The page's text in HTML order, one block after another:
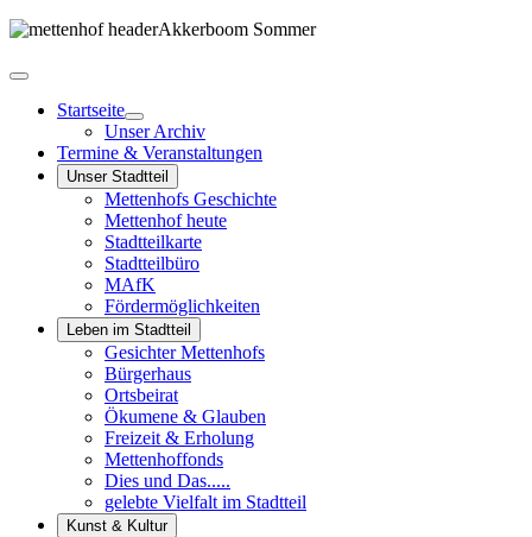
Startseite
Unser Archiv
Termine & Veranstaltungen
Unser Stadtteil
Mettenhofs Geschichte
Mettenhof heute
Stadtteilkarte
Stadtteilbüro
MAfK
Fördermöglichkeiten
Leben im Stadtteil
Gesichter Mettenhofs
Bürgerhaus
Ortsbeirat
Ökumene & Glauben
Freizeit & Erholung
Mettenhoffonds
Dies und Das.....
gelebte Vielfalt im Stadtteil
Kunst & Kultur